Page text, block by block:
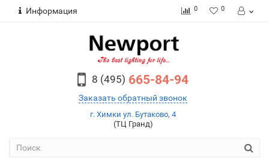
Информация 0 0
8 (495) 665-84-94
Заказать обратный звонок
г. Химки ул. Бутаково, 4
(ТЦ Гранд)